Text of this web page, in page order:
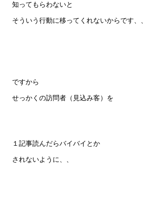
知ってもらわないと
そういう行動に移ってくれないからです、、
ですから
せっかくの訪問者（見込み客）を
１記事読んだらバイバイとか
されないように、、